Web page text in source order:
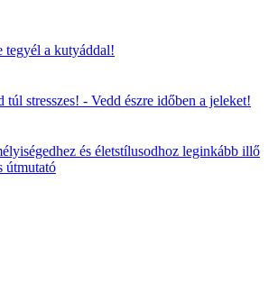
tegyél a kutyáddal!
túl stresszes! - Vedd észre időben a jeleket!
és életstílusodhoz leginkább illő
útmutató